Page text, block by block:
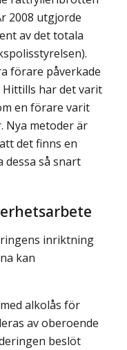
2008 utgjorde
av det totala
förare påverkade
Hittills har det varit
en förare varit
Nya metoder är
det finns en
så snart
inriktning
kan
alkolås för
av oberoende
beslöt